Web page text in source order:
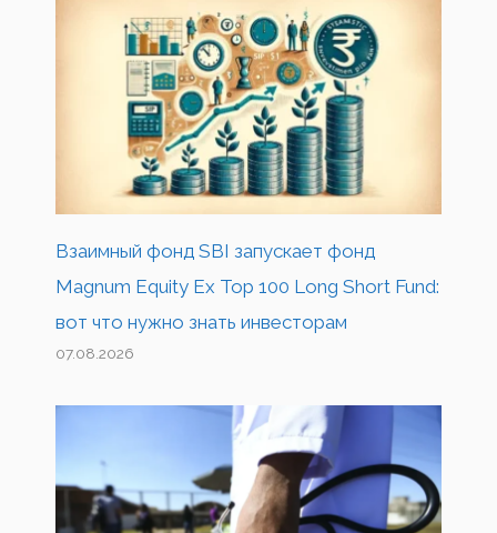
Взаимный фонд SBI запускает фонд
Magnum Equity Ex Top 100 Long Short Fund:
вот что нужно знать инвесторам
07.08.2026